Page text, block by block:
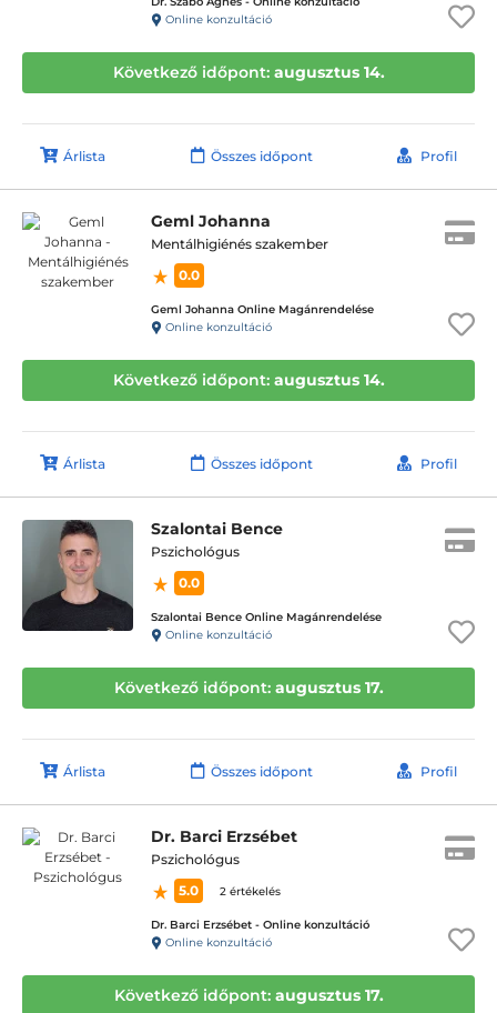
Online konzultáció
Következő időpont: augusztus 14.
Árlista Összes időpont Profil
Geml Johanna
Mentálhigiénés szakember
0.0
Geml Johanna Online Magánrendelése
Online konzultáció
Következő időpont: augusztus 14.
Árlista Összes időpont Profil
Szalontai Bence
Pszichológus
0.0
Szalontai Bence Online Magánrendelése
Online konzultáció
Következő időpont: augusztus 17.
Árlista Összes időpont Profil
Dr. Barci Erzsébet
Pszichológus
5.0
2 értékelés
Dr. Barci Erzsébet - Online konzultáció
Online konzultáció
Következő időpont: augusztus 17.